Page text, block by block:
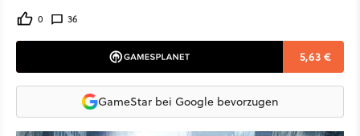
0 36
5,63 €
GameStar bei Google bevorzugen